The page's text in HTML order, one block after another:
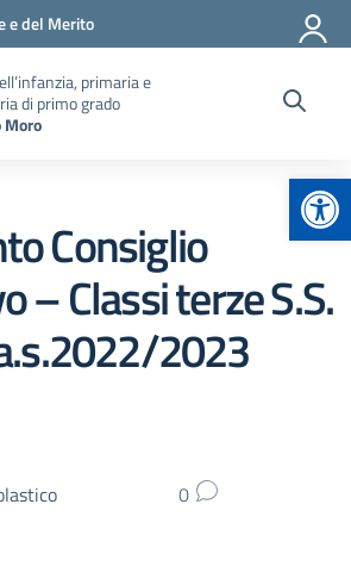
e del Merito
primaria e
di primo grado
Moro
Consiglio
– Classi terze S.S.
2023
0